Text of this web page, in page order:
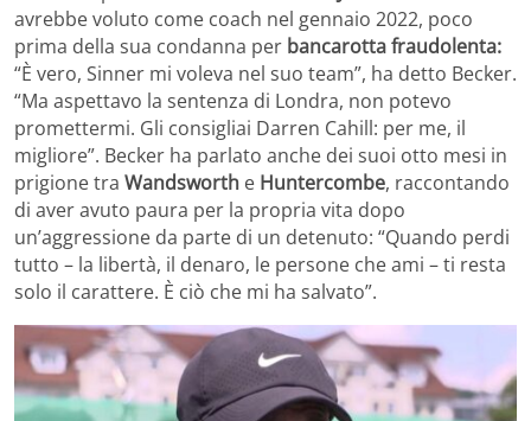
avrebbe voluto come coach nel gennaio 2022, poco
prima della sua condanna per bancarotta fraudolenta:
“È vero, Sinner mi voleva nel suo team”, ha detto Becker.
“Ma aspettavo la sentenza di Londra, non potevo
promettermi. Gli consigliai Darren Cahill: per me, il
migliore”. Becker ha parlato anche dei suoi otto mesi in
prigione tra Wandsworth e Huntercombe, raccontando
di aver avuto paura per la propria vita dopo
un’aggressione da parte di un detenuto: “Quando perdi
tutto – la libertà, il denaro, le persone che ami – ti resta
solo il carattere. È ciò che mi ha salvato”.